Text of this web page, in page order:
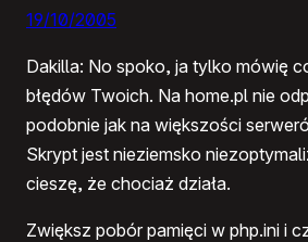
19/10/2005
Dakilla: No spoko, ja tylko mówię
błędów Twoich. Na home.pl nie
podobnie jak na większości
Skrypt jest nieziemsko
cieszę, że chociaż działa.
Zwiększ pobór pamięci w php.ini i